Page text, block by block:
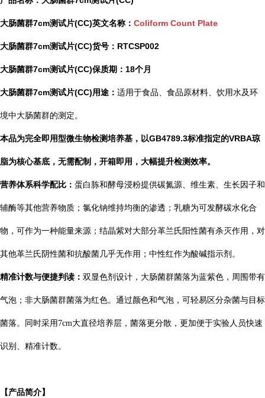
大肠菌群7cm测试片(CC)英文名称： Coliform Count Plate
大肠菌群7cm测试片(CC)货号： RTCSP002
大肠菌群7cm测试片(CC)保质期： 18个月
大肠菌群7cm测试片(CC)用途： 适用于食品、食品原材料、饮用水及环
境中大肠菌群的测定。
本品为完全即用型微生物检测培养基，以GB4789.3标准指定的VRBA琼
脂为核心基底，无需配制，开箱即用，大幅提升检测效率。
营养体系科学配比： 蛋白胨和酵母浸粉提供碳氮源、维生素、生长因子和
辅酶等其他营养物质；氯化钠维持均衡的渗透；乳糖为可发酵碳水化合
物，可作为一种能量来源；结晶紫对大部分革兰氏阳性菌有杀灭作用，对
其他革兰氏阴性菌和抗酸菌几乎无作用；中性红作为酸碱指示剂。
精准计数与便捷判读： 双显色剂设计，大肠菌群菌落为蓝紫色，周围带有
气泡；非大肠菌群菌落为红色。通过颜色和气泡，可轻易区分杂菌与目标
菌落。同时采用7cm大直径培养层，菌落更分散，更加便于实验人员快速
识别、精准计数。
【产品简介】